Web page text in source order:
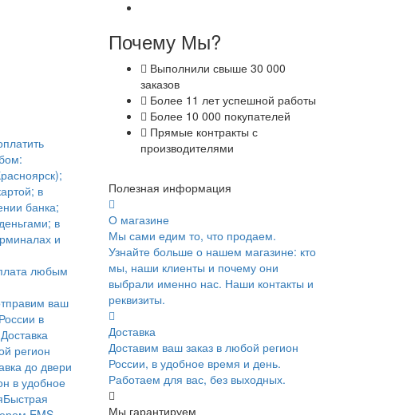
в
банка;
в
и
любым
ваш
в
Доставка
регион
до двери
в удобное
Быстрая
Почему Мы?
Выполнили свыше 30 000
заказов
Более 11 лет успешной работы
Более 10 000 покупателей
Прямые контракты с
производителями
Полезная информация
О магазине
Мы сами едим то, что продаем.
Узнайте больше о нашем магазине: кто
мы, наши клиенты и почему они
выбрали именно нас. Наши контакты и
реквизиты.
Доставка
Доставим ваш заказ в любой регион
России, в удобное время и день.
Работаем для вас, без выходных.
Мы гарантируем